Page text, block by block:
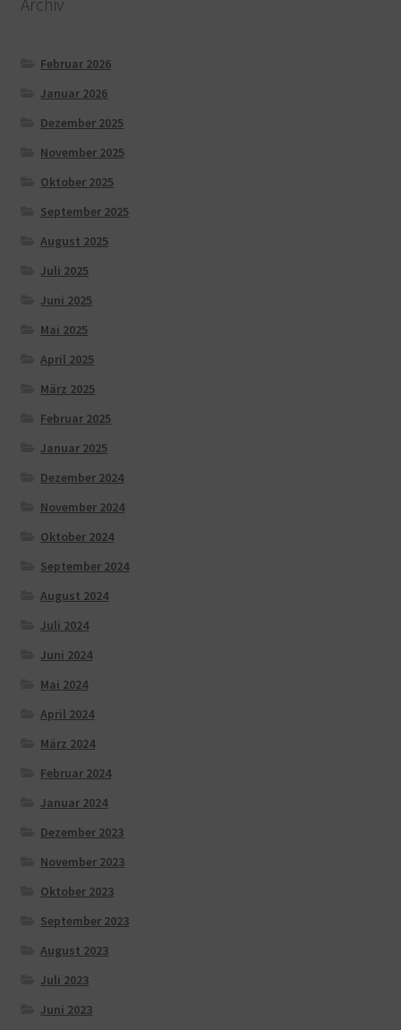
Februar 2026
Januar 2026
Dezember 2025
November 2025
Oktober 2025
September 2025
August 2025
Juli 2025
Juni 2025
Mai 2025
April 2025
März 2025
Februar 2025
Januar 2025
Dezember 2024
November 2024
Oktober 2024
September 2024
August 2024
Juli 2024
Juni 2024
Mai 2024
April 2024
März 2024
Februar 2024
Januar 2024
Dezember 2023
November 2023
Oktober 2023
September 2023
August 2023
Juli 2023
Juni 2023